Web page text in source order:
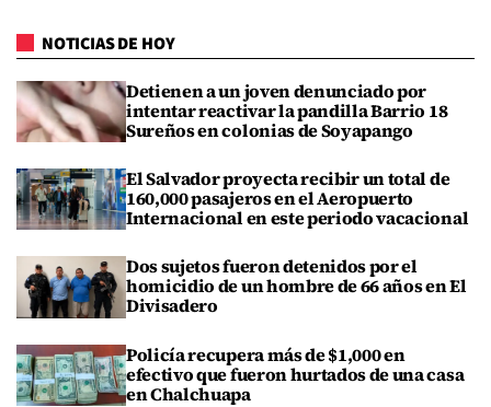
NOTICIAS DE HOY
Detienen a un joven denunciado por
intentar reactivar la pandilla Barrio 18
Sureños en colonias de Soyapango
El Salvador proyecta recibir un total de
160,000 pasajeros en el Aeropuerto
Internacional en este periodo vacacional
Dos sujetos fueron detenidos por el
homicidio de un hombre de 66 años en El
Divisadero
Policía recupera más de $1,000 en
efectivo que fueron hurtados de una casa
en Chalchuapa